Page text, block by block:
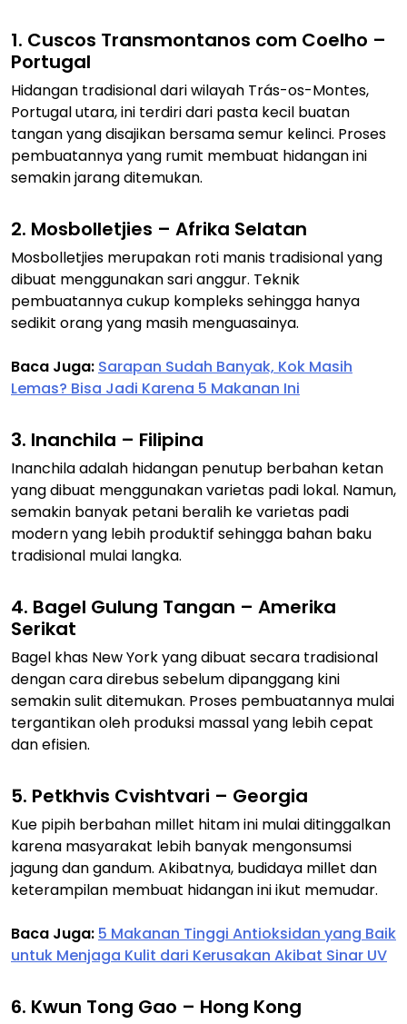
1. Cuscos Transmontanos com Coelho –
Portugal
Hidangan tradisional dari wilayah Trás-os-Montes,
Portugal utara, ini terdiri dari pasta kecil buatan
tangan yang disajikan bersama semur kelinci. Proses
pembuatannya yang rumit membuat hidangan ini
semakin jarang ditemukan.
2. Mosbolletjies – Afrika Selatan
Mosbolletjies merupakan roti manis tradisional yang
dibuat menggunakan sari anggur. Teknik
pembuatannya cukup kompleks sehingga hanya
sedikit orang yang masih menguasainya.
Baca Juga: Sarapan Sudah Banyak, Kok Masih
Lemas? Bisa Jadi Karena 5 Makanan Ini
3. Inanchila – Filipina
Inanchila adalah hidangan penutup berbahan ketan
yang dibuat menggunakan varietas padi lokal. Namun,
semakin banyak petani beralih ke varietas padi
modern yang lebih produktif sehingga bahan baku
tradisional mulai langka.
4. Bagel Gulung Tangan – Amerika
Serikat
Bagel khas New York yang dibuat secara tradisional
dengan cara direbus sebelum dipanggang kini
semakin sulit ditemukan. Proses pembuatannya mulai
tergantikan oleh produksi massal yang lebih cepat
dan efisien.
5. Petkhvis Cvishtvari – Georgia
Kue pipih berbahan millet hitam ini mulai ditinggalkan
karena masyarakat lebih banyak mengonsumsi
jagung dan gandum. Akibatnya, budidaya millet dan
keterampilan membuat hidangan ini ikut memudar.
Baca Juga: 5 Makanan Tinggi Antioksidan yang Baik
untuk Menjaga Kulit dari Kerusakan Akibat Sinar UV
6. Kwun Tong Gao – Hong Kong